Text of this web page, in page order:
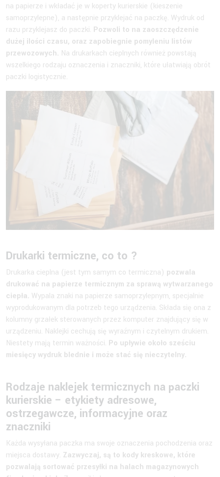
na papierze i wkładać je w koperty kurierskie (kieszenie
samoprzylepne), a następnie przyklejać na paczkę. Wydruk od
razu przyklejasz do paczki. Pozwoli to na zaoszczędzenie
dużej ilości czasu, oraz zapobiegnie pomyleniu listów
przewozowych. Na drukarkach cieplnych również powstają
wszelkiego rodzaju oznaczenia i znaczniki, które ułatwiają obrót
paczki logistycznie.
Drukarki termiczne, co to ?
Drukarka cieplna (jest tym samym co termiczna) pozwala
drukować na papierze termicznym za sprawą wytwarzanego
ciepła. Wypala znaki na papierze samoprzylepnym, specjalnie
wyprodukowanym dla potrzeb tego urządzenia. Składa się ona z
kolumny grzałek sterowanych przez komputer znajdujący się w
urządzeniu. Naklejki cechują się wyraźnym i czytelnym drukiem.
Niestety mają termin ważności. Po upływie około sześciu
miesięcy wydruk blednie i może stać się nieczytelny.
Rodzaje naklejek termicznych na paczki
kurierskie – etykiety adresowe,
ostrzegawcze, informacyjne oraz
znaczniki
Każda wysyłana paczka ma swoje oznaczenia pochodzenia oraz
miejsca dostawy. Zazwyczaj, są to kody kreskowe, które
pozwalają sortować przesyłki na halach magazynowych